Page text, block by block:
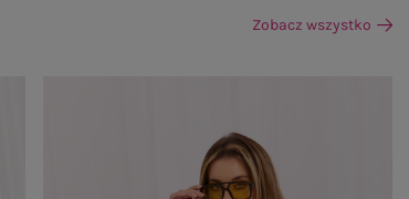
Zobacz wszystko